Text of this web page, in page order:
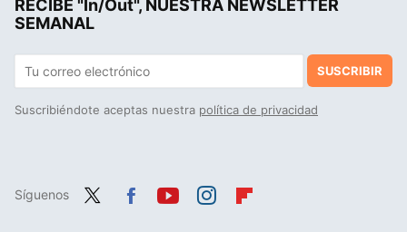
RECIBE "In/Out", NUESTRA NEWSLETTER
SEMANAL
SUSCRIBIR
Suscribiéndote aceptas nuestra política de privacidad
Síguenos